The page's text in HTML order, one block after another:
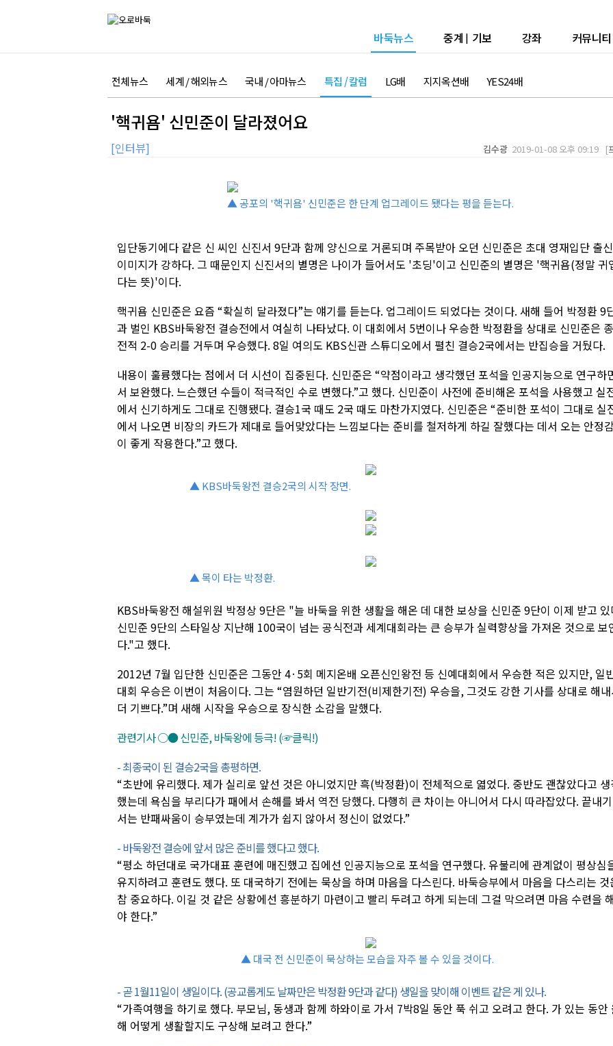
바둑뉴스 중계 | 기보 강좌 커뮤니티
전체뉴스 세계 / 해외뉴스 국내 / 아마뉴스 특집 / 칼럼 LG배 지지옥션배 YES24배
'핵귀욤' 신민준이 달라졌어요
[인터뷰] 김수광 2019-01-08 오후 09:19 [
▲ 공포의 '핵귀욤' 신민준은 한 단계 업그레이드 됐다는 평을 듣는다.
입단동기에다 같은 신 씨인 신진서 9단과 함께 양신으로 거론되며 주목받아 오던 신민준은 초대 영재입단 출신
이미지가 강하다. 그 때문인지 신진서의 별명은 나이가 들어서도 '초딩'이고 신민준의 별명은 '핵귀욤(정말 귀
다는 뜻)'이다.
핵귀욤 신민준은 요즘 “확실히 달라졌다”는 얘기를 듣는다. 업그레이드 되었다는 것이다. 새해 들어 박정환 9
과 벌인 KBS바둑왕전 결승전에서 여실히 나타났다. 이 대회에서 5번이나 우승한 박정환을 상대로 신민준은
전적 2-0 승리를 거두며 우승했다. 8일 여의도 KBS신관 스튜디오에서 펼친 결승2국에서는 반집승을 거뒀다.
내용이 훌륭했다는 점에서 더 시선이 집중된다. 신민준은 “약점이라고 생각했던 포석을 인공지능으로 연구하
서 보완했다. 느슨했던 수들이 적극적인 수로 변했다.”고 했다. 신민준이 사전에 준비해온 포석을 사용했고 실
에서 신기하게도 그대로 진행됐다. 결승1국 때도 2국 때도 마찬가지였다. 신민준은 “준비한 포석이 그대로 실
에서 나오면 비장의 카드가 제대로 들어맞았다는 느낌보다는 준비를 철저하게 하길 잘했다는 데서 오는 안정
이 좋게 작용한다.”고 했다.
▲ KBS바둑왕전 결승2국의 시작 장면.
▲ 목이 타는 박정환.
KBS바둑왕전 해설위원 박정상 9단은 "늘 바둑을 위한 생활을 해온 데 대한 보상을 신민준 9단이 이제 받고
신민준 9단의 스타일상 지난해 100국이 넘는 공식전과 세계대회라는 큰 승부가 실력향상을 가져온 것으로 보
다."고 했다.
2012년 7월 입단한 신민준은 그동안 4·5회 메지온배 오픈신인왕전 등 신예대회에서 우승한 적은 있지만, 일
대회 우승은 이번이 처음이다. 그는 “염원하던 일반기전(비제한기전) 우승을, 그것도 강한 기사를 상대로 해
더 기쁘다.”며 새해 시작을 우승으로 장식한 소감을 말했다.
관련기사 ○● 신민준, 바둑왕에 등극! (☞클릭!)
- 최종국이 된 결승2국을 총평하면.
“초반에 유리했다. 제가 실리로 앞선 것은 아니었지만 흑(박정환)이 전체적으로 엷었다. 중반도 괜찮았다고
했는데 욕심을 부리다가 패에서 손해를 봐서 역전 당했다. 다행히 큰 차이는 아니어서 다시 따라잡았다. 끝내
서는 반패싸움이 승부였는데 계가가 쉽지 않아서 정신이 없었다.”
- 바둑왕전 결승에 앞서 많은 준비를 했다고 했다.
“평소 하던대로 국가대표 훈련에 매진했고 집에선 인공지능으로 포석을 연구했다. 유불리에 관계없이 평상심
유지하려고 훈련도 했다. 또 대국하기 전에는 묵상을 하며 마음을 다스린다. 바둑승부에서 마음을 다스리는 것
참 중요하다. 이길 것 같은 상황에선 흥분하기 마련이고 빨리 두려고 하게 되는데 그걸 막으려면 마음 수련을
야 한다.”
▲ 대국 전 신민준이 묵상하는 모습을 자주 볼 수 있을 것이다.
- 곧 1월11일이 생일이다. (공교롭게도 날짜만은 박정환 9단과 같다) 생일을 맞이해 이벤트 같은 게 있나.
“가족여행을 하기로 했다. 부모님, 동생과 함께 하와이로 가서 7박8일 동안 푹 쉬고 오려고 한다. 가 있는 동안
해 어떻게 생활할지도 구상해 보려고 한다.”